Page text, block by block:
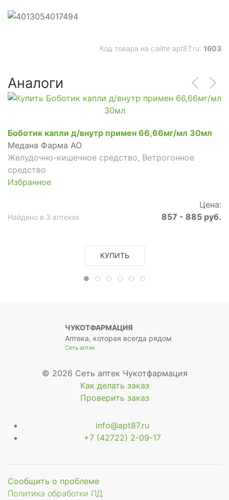
Код товара на сайте apt87.ru: 1603
Аналоги
Боботик капли д/внутр примен 66,66мг/мл 30мл
Медана Фарма АО
Желудочно-кишечное средство, Ветрогонное
средство
Избранное
Цена:
Найдено в 3 аптеках 857 - 885 руб.
КУПИТЬ
ЧУКОТФАРМАЦИЯ
Аптека, которая всегда рядом
Сеть аптек
© 2026 Сеть аптек Чукотфармация
Как делать заказ
Проверить заказ
info@apt87.ru
+7 (42722) 2-09-17
Сообщить о проблеме
Политика обработки ПД